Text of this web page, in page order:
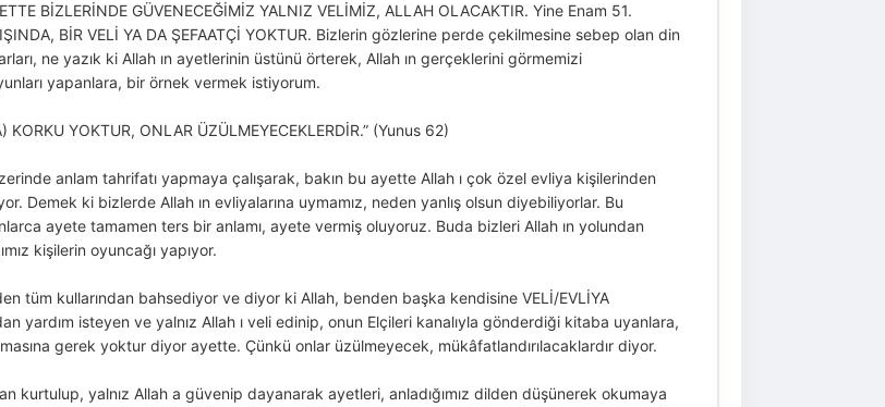
BİZLERİNDE GÜVENECEĞİMİZ YALNIZ VELİMİZ, ALLAH OLACAKTIR. Yine Enam 51.
BİR VELİ YA DA ŞEFAATÇİ YOKTUR. Bizlerin gözlerine perde çekilmesine sebep olan din
ne yazık ki Allah ın ayetlerinin üstünü örterek, Allah ın gerçeklerini görmemizi
yapanlara, bir örnek vermek istiyorum.
YOKTUR, ONLAR ÜZÜLMEYECEKLERDİR.” (Yunus 62)
anlam tahrifatı yapmaya çalışarak, bakın bu ayette Allah ı çok özel evliya kişilerinden
Demek ki bizlerde Allah ın evliyalarına uymamız, neden yanlış olsun diyebiliyorlar. Bu
ayete tamamen ters bir anlamı, ayete vermiş oluyoruz. Buda bizleri Allah ın yolundan
kişilerin oyuncağı yapıyor.
tüm kullarından bahsediyor ve diyor ki Allah, benden başka kendisine VELİ/EVLİYA
yardım isteyen ve yalnız Allah ı veli edinip, onun Elçileri kanalıyla gönderdiği kitaba uyanlara,
gerek yoktur diyor ayette. Çünkü onlar üzülmeyecek, mükâfatlandırılacaklardır diyor.
kurtulup, yalnız Allah a güvenip dayanarak ayetleri, anladığımız dilden düşünerek okumaya